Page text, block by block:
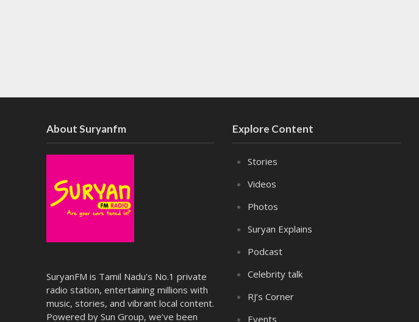
About Suryanfm
SuryanFM is Tamil Nadu’s No.1 private
radio station, entertaining millions with
music, stories, and vibrant local content.
Powered by Sun Group, we’ve been
Explore Content
Stories
Videos
Photos
Suryan Explains
Podcast
Celebrity talk
RJ’s Corner
Events